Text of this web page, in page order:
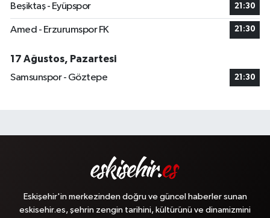
Beşiktaş - Eyüpspor 21:30
Amed - Erzurumspor FK 21:30
17 Ağustos, Pazartesi
Samsunspor - Göztepe
21:30
Eskişehir'in merkezinden doğru ve güncel haberler sunan
eskisehir.es, şehrin zengin tarihini, kültürünü ve dinamizmini